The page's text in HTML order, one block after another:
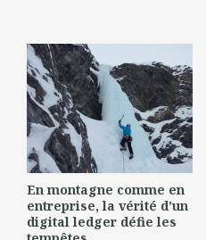
En montagne comme en
entreprise, la vérité d'un
digital ledger défie les